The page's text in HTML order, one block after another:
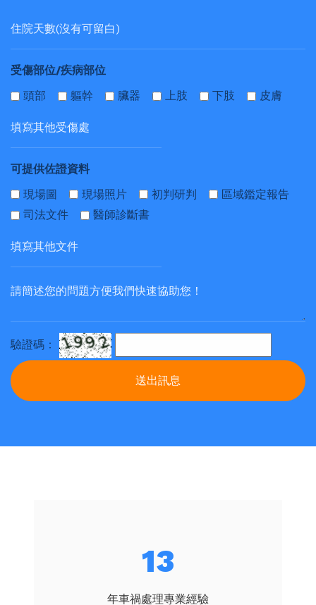
受傷部位/疾病部位
頭部
軀幹 臟器 上肢 下肢 皮膚
可提供佐證資料
現場圖
現場照片 初判研判
區域鑑定報告
司法文件
醫師診斷書
驗證碼：
送出訊息
15
年車禍處理專業經驗